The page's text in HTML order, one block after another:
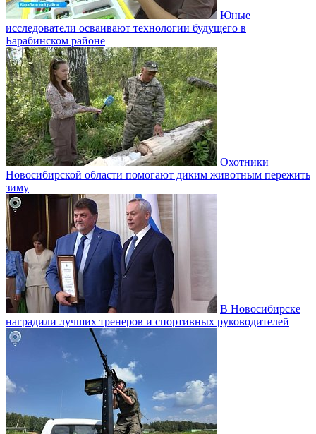
Юные
исследователи осваивают технологии будущего в
Барабинском районе
Охотники
Новосибирской области помогают диким животным пережить
зиму
В Новосибирске
наградили лучших тренеров и спортивных руководителей